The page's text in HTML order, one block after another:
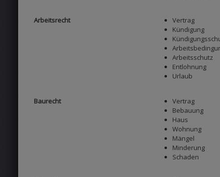
Arbeitsrecht
Vertrag
Kündigung
Arbeitsschutz
Entlohnung
Urlaub
Baurecht
Vertrag
Bebauung
Haus
Wohnung
Mängel
Minderung
Schaden